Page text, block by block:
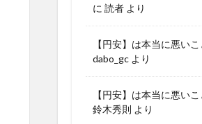
に 読者 より
【円安】は本当に悪い
dabo_gc より
【円安】は本当に悪い
鈴木秀則 より